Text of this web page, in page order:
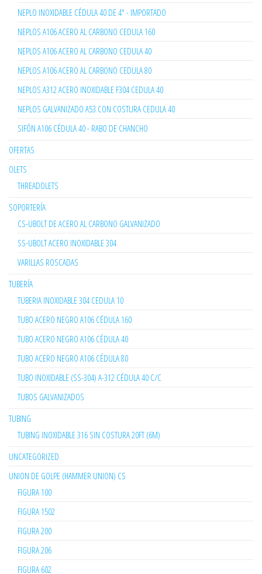
NEPLO INOXIDABLE CÉDULA 40 DE 4" - IMPORTADO
NEPLOS A106 ACERO AL CARBONO CEDULA 160
NEPLOS A106 ACERO AL CARBONO CEDULA 40
NEPLOS A106 ACERO AL CARBONO CEDULA 80
NEPLOS A312 ACERO INOXIDABLE F304 CEDULA 40
NEPLOS GALVANIZADO A53 CON COSTURA CEDULA 40
SIFÓN A106 CÉDULA 40 - RABO DE CHANCHO
OFERTAS
OLETS
THREADOLETS
SOPORTERÍA
CS-UBOLT DE ACERO AL CARBONO GALVANIZADO
SS-UBOLT ACERO INOXIDABLE 304
VARILLAS ROSCADAS
TUBERÍA
TUBERIA INOXIDABLE 304 CEDULA 10
TUBO ACERO NEGRO A106 CÉDULA 160
TUBO ACERO NEGRO A106 CÉDULA 40
TUBO ACERO NEGRO A106 CÉDULA 80
TUBO INOXIDABLE (SS-304) A-312 CÉDULA 40 C/C
TUBOS GALVANIZADOS
TUBING
TUBING INOXIDABLE 316 SIN COSTURA 20FT (6M)
UNCATEGORIZED
UNION DE GOLPE (HAMMER UNION) CS
FIGURA 100
FIGURA 1502
FIGURA 200
FIGURA 206
FIGURA 602